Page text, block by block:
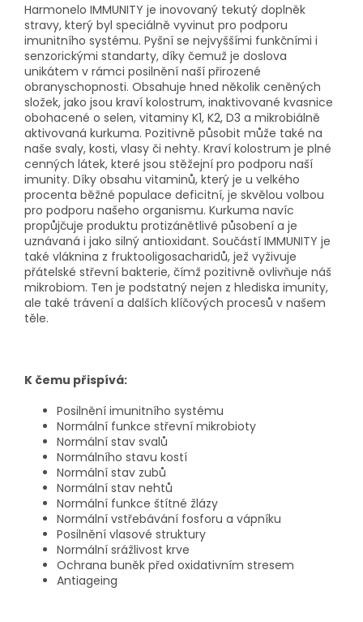
Harmonelo IMMUNITY je inovovaný tekutý doplněk
stravy, který byl speciálně vyvinut pro podporu
imunitního systému. Pyšní se nejvyššími funkčními i
senzorickými standarty, díky čemuž je doslova
unikátem v rámci posilnění naší přirozené
obranyschopnosti. Obsahuje hned několik ceněných
složek, jako jsou kraví kolostrum, inaktivované kvasnice
obohacené o selen, vitaminy K1, K2, D3 a mikrobiálně
aktivovaná kurkuma. Pozitivně působit může také na
naše svaly, kosti, vlasy či nehty. Kraví kolostrum je plné
cenných látek, které jsou stěžejní pro podporu naší
imunity. Díky obsahu vitaminů, který je u velkého
procenta běžné populace deficitní, je skvělou volbou
pro podporu našeho organismu. Kurkuma navíc
propůjčuje produktu protizánětlivé působení a je
uznávaná i jako silný antioxidant. Součástí IMMUNITY je
také vláknina z fruktooligosacharidů, jež vyživuje
přátelské střevní bakterie, čímž pozitivně ovlivňuje náš
mikrobiom. Ten je podstatný nejen z hlediska imunity,
ale také trávení a dalších klíčových procesů v našem
těle.
K čemu přispívá:
Posilnění imunitního systému
Normální funkce střevní mikrobioty
Normální stav svalů
Normálního stavu kostí
Normální stav zubů
Normální stav nehtů
Normální funkce štítné žlázy
Normální vstřebávání fosforu a vápníku
Posilnění vlasové struktury
Normální srážlivost krve
Ochrana buněk před oxidativním stresem
Antiageing